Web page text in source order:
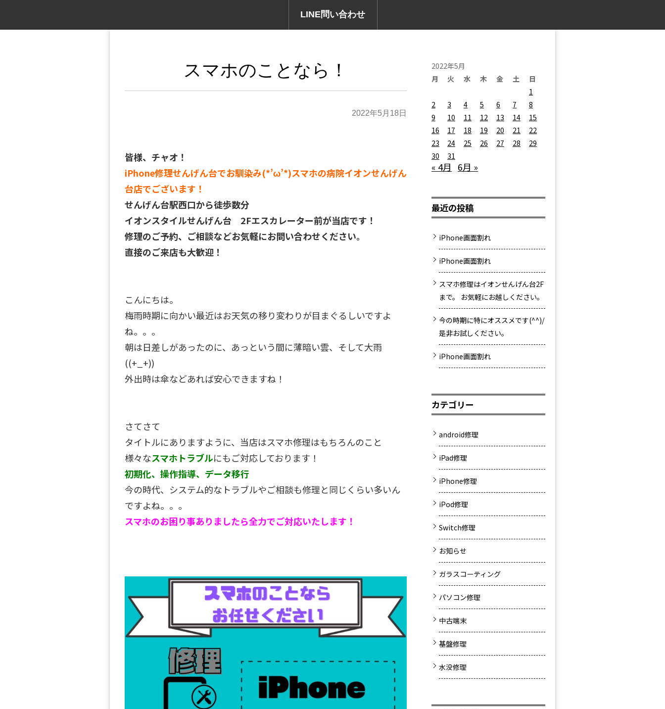
LINE問い合わせ
スマホのことなら！
2022年5月18日
皆様、チャオ！
iPhone修理せんげん台でお馴染み(*’ω’*)スマホの病院イオンせんげん
台店でございます！
せんげん台駅西口から徒歩数分
イオンスタイルせんげん台 2Fエスカレーター前が当店です！
修理のご予約、ご相談などお気軽にお問い合わせください。
直接のご来店も大歓迎！
こんにちは。
梅雨時期に向かい最近はお天気の移り変わりが目まぐるしいですよ
ね。。。
朝は日差しがあったのに、あっという間に薄暗い雲、そして大雨
((+_+))
外出時は傘などあれば安心できますね！
さてさて
タイトルにありますように、当店はスマホ修理はもちろんのこと
様々なスマホトラブルにもご対応しております！
初期化、操作指導、データ移行
今の時代、システム的なトラブルやご相談も修理と同じくらい多いん
ですよね。。。
スマホのお困り事ありましたら全力でご対応いたします！
2022年5月
月
火 水 木 金 土
日
1
2
3 4 5 6 7
8
9
10 11 12 13 14
15
16
17 18 19 20 21
22
23
24 25 26 27 28
29
30
31
« 4月 6月 »
最近の投稿
iPhone画面割れ
iPhone画面割れ
スマホ修理はイオンせんげん台2F
まで。 お気軽にお越しください。
今の時期に特にオススメです(^^)/
是非お試しください。
iPhone画面割れ
カテゴリー
android修理
iPad修理
iPhone修理
iPod修理
Switch修理
お知らせ
ガラスコーティング
パソコン修理
中古端末
基盤修理
水没修理